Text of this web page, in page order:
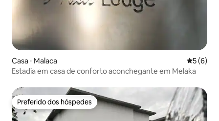
Casa ⋅ Malaca 5 de
5 (6)
Estadia em casa de conforto aconchegante em Melaka
Preferido dos hóspedes
Preferido dos hóspedes